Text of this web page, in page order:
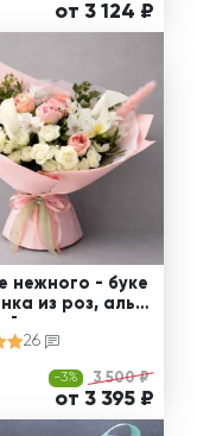
от 3 124 ₽
нежного - буке
из роз, альст
26
-3% 3 500 ₽
от 3 395 ₽